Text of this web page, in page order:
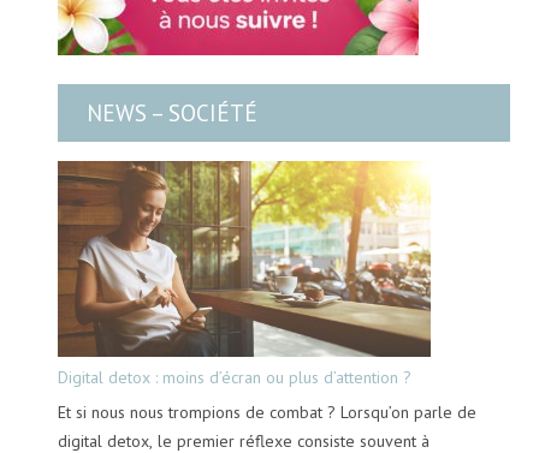
NEWS – SOCIÉTÉ
Digital detox : moins d’écran ou plus d’attention ?
Et si nous nous trompions de combat ? Lorsqu’on parle de
digital detox, le premier réflexe consiste souvent à